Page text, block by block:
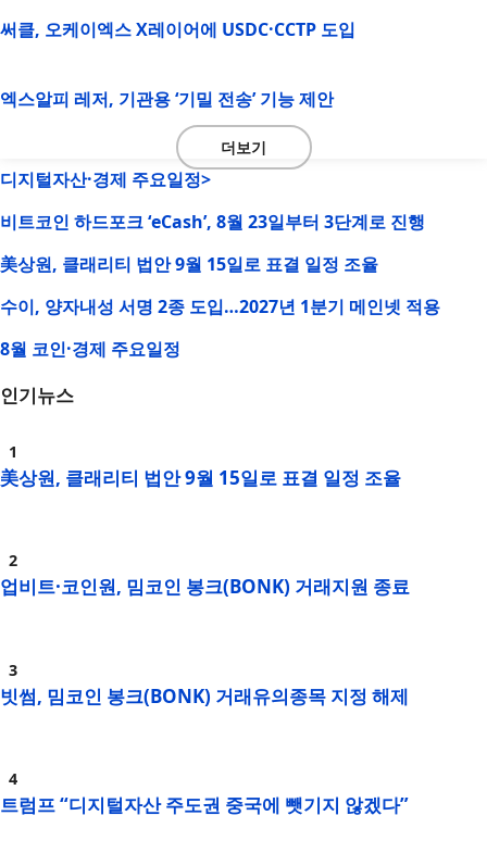
써클, 오케이엑스 X레이어에 USDC·CCTP 도입
엑스알피 레저, 기관용 ‘기밀 전송’ 기능 제안
더보기
디지털자산·경제 주요일정>
비트코인 하드포크 ‘eCash’, 8월 23일부터 3단계로 진행
美상원, 클래리티 법안 9월 15일로 표결 일정 조율
수이, 양자내성 서명 2종 도입…2027년 1분기 메인넷 적용
8월 코인·경제 주요일정
인기뉴스
美상원, 클래리티 법안 9월 15일로 표결 일정 조율
업비트·코인원, 밈코인 봉크(BONK) 거래지원 종료
빗썸, 밈코인 봉크(BONK) 거래유의종목 지정 해제
트럼프 “디지털자산 주도권 중국에 뺏기지 않겠다”